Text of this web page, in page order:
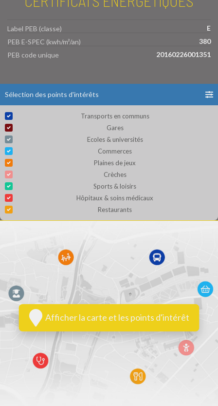
Label PEB (classe)
E
PEB E-SPEC (kwh/m²/an)
380
PEB code unique
20160226001351
Sélection des points d'intérêts
Transports en communs
Gares
Ecoles & universités
Commerces
Plaines de jeux
Crèches
Sports & loisirs
Hôpitaux & soins médicaux
Restaurants
Afficher la carte et les points d'intérêt